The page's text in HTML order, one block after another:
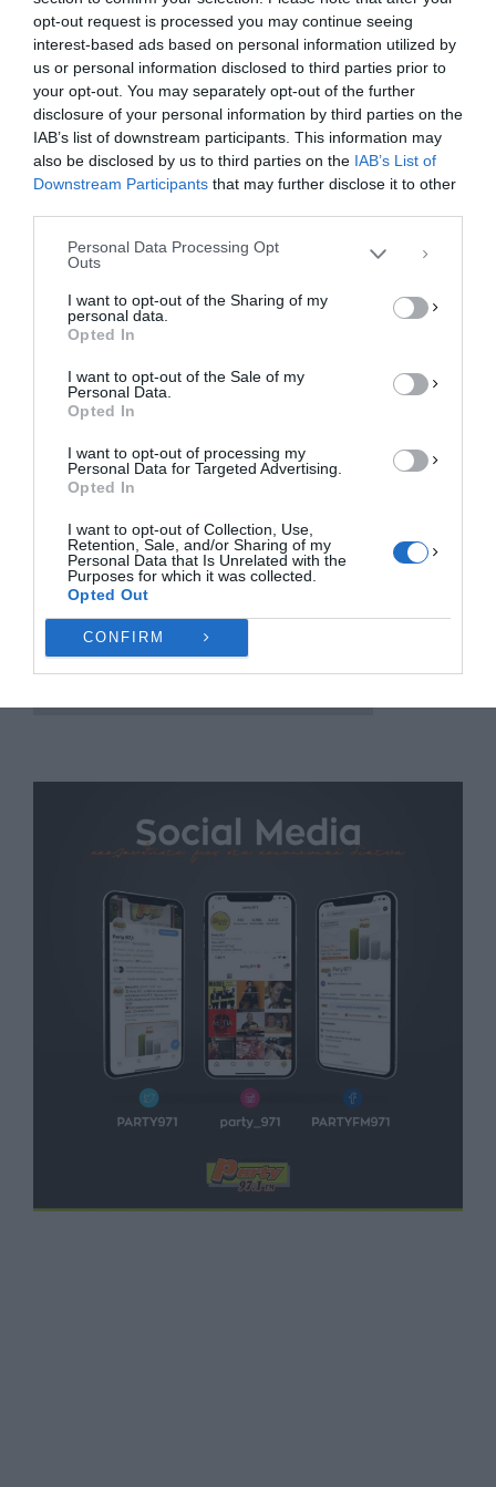
opt-out request is processed you may continue seeing
interest-based ads based on personal information utilized by
us or personal information disclosed to third parties prior to
your opt-out. You may separately opt-out of the further
disclosure of your personal information by third parties on the
IAB’s list of downstream participants. This information may
also be disclosed by us to third parties on the IAB’s List of
Downstream Participants that may further disclose it to other
Personal Data Processing Opt
Outs
I want to opt-out of the Sharing of my
personal data.
Opted In
I want to opt-out of the Sale of my
Personal Data.
Opted In
I want to opt-out of processing my
Personal Data for Targeted Advertising.
Opted In
I want to opt-out of Collection, Use,
Retention, Sale, and/or Sharing of my
Personal Data that Is Unrelated with the
Purposes for which it was collected.
Opted Out
CONFIRM
Διαχείριση Συγκατάθεσης
Για να παρέχουμε την καλύτερη εμπειρία, χρησιμοποιούμε τεχνολογίες όπως
cookies για την αποθήκευση ή/και την πρόσβαση σε πληροφορίες συσκευών.
Η συγκατάθεση για τις εν λόγω τεχνολογίες θα μας επιτρέψει να
επεξεργαστούμε δεδομένα προσωπικού χαρακτήρα, όπως συμπεριφορά
περιήγησης ή μοναδικά αναγνωριστικά σε αυτόν τον ιστότοπο. Η μη
συγκατάθεση ή η ανάκληση της συγκατάθεσης, μπορεί να επηρεάσει
αρνητικά ορισμένες λειτουργίες και δυνατότητες.
ΠΡΟΒΟΛΉ ΠΡΟΤΙΜΉΣΕΩΝ
Πολιτική Cookies